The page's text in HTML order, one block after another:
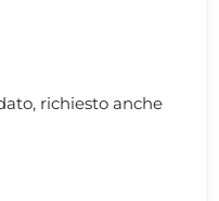
richiesto anche